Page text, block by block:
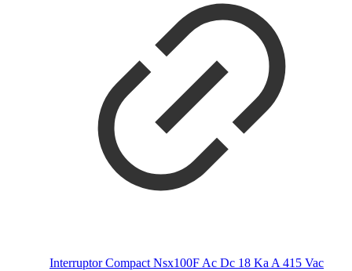
Interruptor Compact Nsx100F Ac Dc 18 Ka A 415 Vac